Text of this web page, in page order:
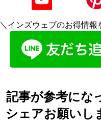
＼インズウェブのお得情報
記事が参考にな
シェアお願いし